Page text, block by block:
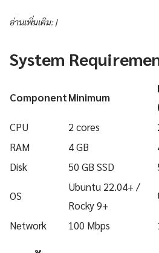
อ่านเพิ่มเติม: |
System
ComponentMinimum
CPU
2 cores
RAM
4 GB
Disk
50 GB SSD
OS
Ubuntu 22.04+ /
Rocky 9+
Network 100 Mbps